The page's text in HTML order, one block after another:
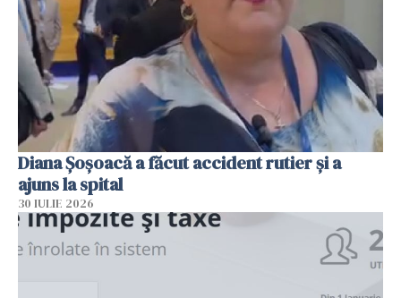
Diana Șoșoacă a făcut accident rutier și a
ajuns la spital
30 IULIE 2026